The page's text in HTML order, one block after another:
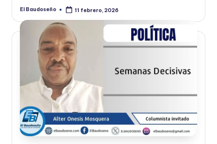
Publicado
El Baudoseño 11 febrero, 2026